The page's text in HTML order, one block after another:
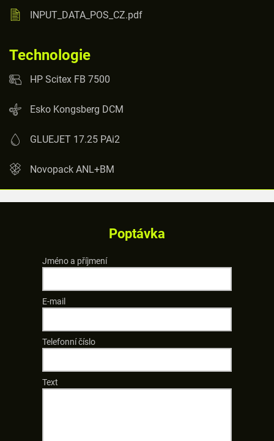
INPUT_DATA_POS_CZ.pdf
Technologie
HP Scitex FB 7500
Esko Kongsberg DCM
GLUEJET 17.25 PAi2
Novopack ANL+BM
Poptávka
Jméno a příjmení
E-mail
Telefonní číslo
Text